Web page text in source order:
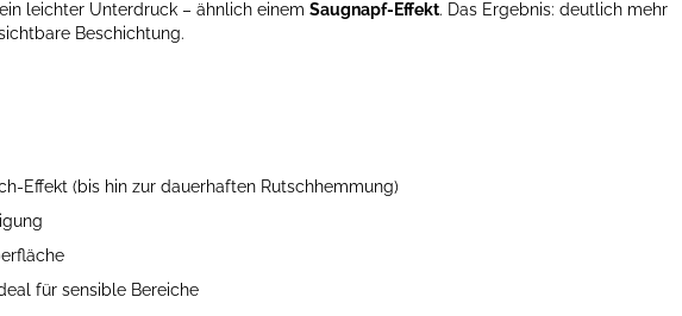
leichter Unterdruck – ähnlich einem Saugnapf-Effekt. Das Ergebnis: deutlich mehr
Beschichtung.
Effekt (bis hin zur dauerhaften Rutschhemmung)
für sensible Bereiche